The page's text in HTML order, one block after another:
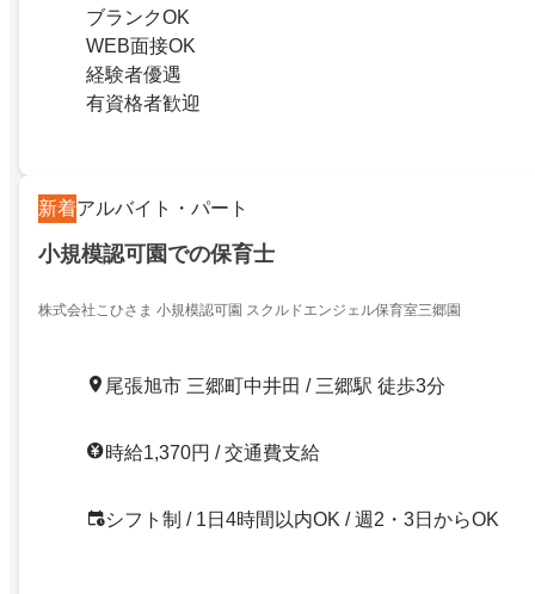
ブランクOK
WEB面接OK
経験者優遇
有資格者歓迎
新着アルバイト・パート
小規模認可園での保育士
株式会社こひさま 小規模認可園 スクルドエンジェル保育室三郷園
尾張旭市 三郷町中井田 / 三郷駅 徒歩3分
時給1,370円 / 交通費支給
シフト制 / 1日4時間以内OK / 週2・3日からOK